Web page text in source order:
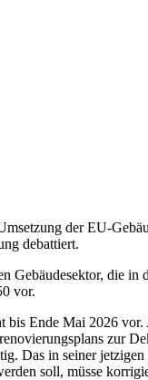
der EU-
debattiert.
die
vor.
Ende Mai 2026
zur
Das in seiner
soll, müsse